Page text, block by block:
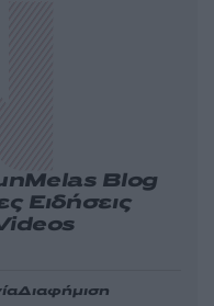
Melas Blog
Ειδήσεις
Διαφήμιση